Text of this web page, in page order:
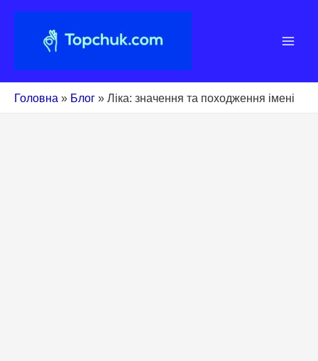
Перейти
Головна » Блог » Ліка: значення та походження імені